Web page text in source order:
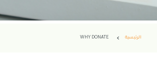
الرئيسية WHY DONATE